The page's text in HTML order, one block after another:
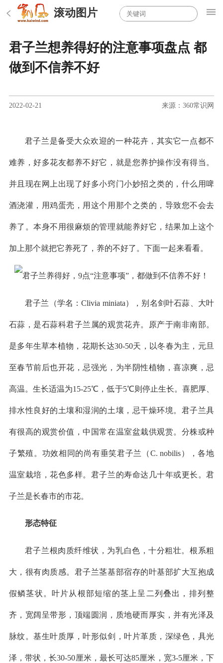
滚动图片
君子兰想养得好的注意事项盘点 都
做到不信养不好
2022-02-21 来源：360常识网
君子兰是备受大众欢迎的一种花卉，其实它一点都不
难养，好多花友都养不好它，就是您养护操作没有得当。
并且现在网上出现了好多小窍门小妙招之类的，什么用啤
酒浇灌，用鸡蛋壳，用这个用那个之类的，导致您不会去
养了。本身不用很麻烦的管理就能养好它，结果加上这个
加上那个就把它养死了，养的不好了。下面一起来看看。
君子兰（学名：Clivia miniata），别名剑叶石蒜、大叶
石蒜，是石蒜科君子兰属的观赏花卉。原产于南非南部。
是多年生草本植物，花期长达30-50天，以冬春为主，元旦
至春节前后也开花，忌强光，为半阴性植物，喜凉爽，忌
高温。生长适温为15-25℃，低于5℃则停止生长。喜肥厚、
排水性良好的土壤和湿润的土壤，忌干燥环境。君子兰具
有很高的观赏价值，中国常在温室盆栽供观赏。分株或种
子繁殖。功效相同的尚有垂笑君子兰（C. nobilis），各地
温室栽培，花色多样。君子兰的寿命达几十年或更长。君
子兰是长春市的市花。
形态特征
君子兰根肉质纤维状，为乳白色，十分粗壮。根系粗
大，很有肉质感。君子兰茎基部宿存的叶基部扩大互抱成
假鳞茎状。叶片从根部短缩的茎上呈二列叠出，排列整
齐，宽阔呈带形，顶端圆润，质地硬而厚实，并有光泽及
脉纹。基生叶质厚，叶形似剑，叶片革质，深绿色，具光
泽，带状，长30-50厘米，最长可达85厘米，宽3-5厘米，下